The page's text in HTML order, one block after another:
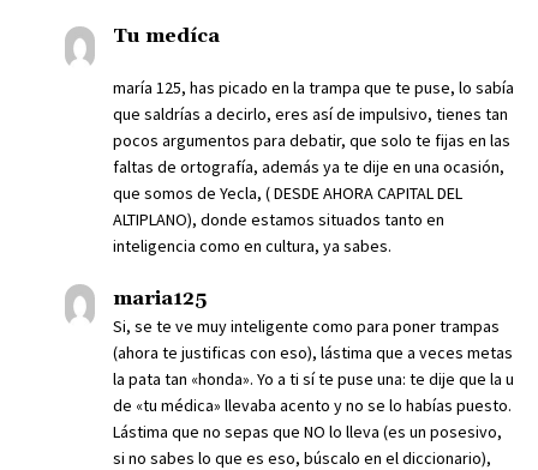
Tu medíca
maría 125, has picado en la trampa que te puse, lo sabía
que saldrías a decirlo, eres así de impulsivo, tienes tan
pocos argumentos para debatir, que solo te fijas en las
faltas de ortografía, además ya te dije en una ocasión,
que somos de Yecla, ( DESDE AHORA CAPITAL DEL
ALTIPLANO), donde estamos situados tanto en
inteligencia como en cultura, ya sabes.
maria125
Si, se te ve muy inteligente como para poner trampas
(ahora te justificas con eso), lástima que a veces metas
la pata tan «honda». Yo a ti sí te puse una: te dije que la u
de «tu médica» llevaba acento y no se lo habías puesto.
Lástima que no sepas que NO lo lleva (es un posesivo,
si no sabes lo que es eso, búscalo en el diccionario),